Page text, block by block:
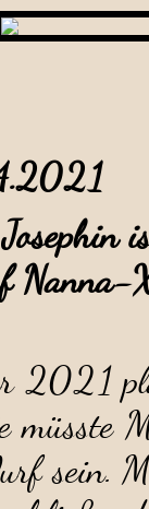
Nanna-
2021
müsste
sein.